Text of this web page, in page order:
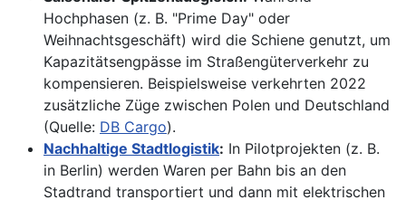
Hochphasen (z. B. "Prime Day" oder
Weihnachtsgeschäft) wird die Schiene genutzt, um
Kapazitätsengpässe im Straßengüterverkehr zu
kompensieren. Beispielsweise verkehrten 2022
zusätzliche Züge zwischen Polen und Deutschland
(Quelle: DB Cargo).
Nachhaltige Stadtlogistik: In Pilotprojekten (z. B.
in Berlin) werden Waren per Bahn bis an den
Stadtrand transportiert und dann mit elektrischen